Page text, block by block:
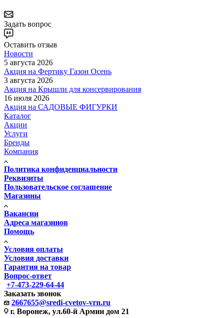
Задать вопрос
Оставить отзыв
Новости
5 августа 2026
Акция на Фертику Газон Осень
3 августа 2026
Акция на Крышли для консервирования
16 июля 2026
Акция на САДОВЫЕ ФИГУРКИ
Каталог
Акции
Услуги
Бренды
Компания
Политика конфиденциальности
Реквизиты
Пользовательское соглашение
Магазины
Вакансии
Адреса магазинов
Помощь
Условия оплаты
Условия доставки
Гарантия на товар
Вопрос-ответ
+7-473-229-64-44
Заказать звонок
2667655@sredi-cvetov-vrn.ru
г. Воронеж, ул.60-й Армии дом 21